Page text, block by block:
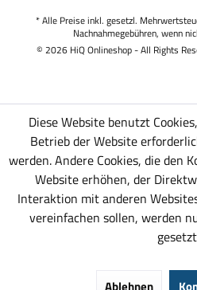
* Alle Preise inkl. gesetzl.
Nachnahmegebühren, wenn
© 2026 HiQ Onlineshop - All Rights
Diese Website benutzt
Betrieb der Website
werden. Andere Cookies, die den
Website erhöhen, der
Interaktion mit anderen
vereinfachen sollen, werden